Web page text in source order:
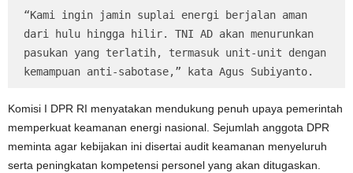
“Kami ingin jamin suplai energi berjalan aman
dari hulu hingga hilir. TNI AD akan menurunkan
pasukan yang terlatih, termasuk unit-unit dengan
kemampuan anti-sabotase,” kata Agus Subiyanto.
Komisi I DPR RI menyatakan mendukung penuh upaya pemerintah
memperkuat keamanan energi nasional. Sejumlah anggota DPR
meminta agar kebijakan ini disertai audit keamanan menyeluruh
serta peningkatan kompetensi personel yang akan ditugaskan.